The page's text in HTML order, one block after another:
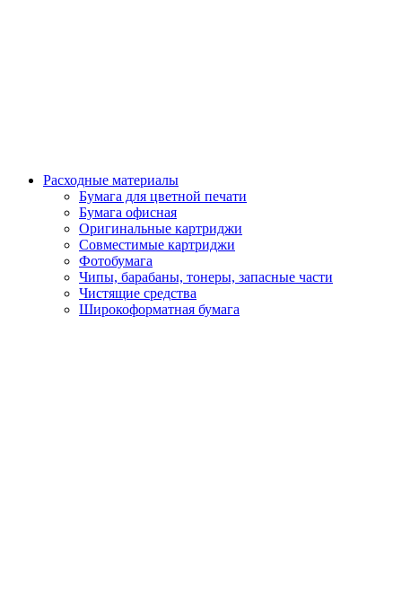
Расходные материалы
Бумага для цветной печати
Бумага офисная
Оригинальные картриджи
Совместимые картриджи
Фотобумага
Чипы, барабаны, тонеры, запасные части
Чистящие средства
Широкоформатная бумага